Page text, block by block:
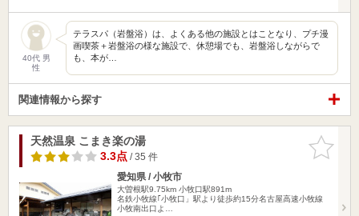
40代 男
性
テラスパ（岩盤浴）は、よくある他の施設とはことなり、プチ漫
画喫茶＋岩盤浴の様な施設で、休憩場でも、岩盤浴しながらで
も、本が…
関連情報から探す
お気に入
りに追加
天然温泉 こまき楽の湯
3.3点/ 35 件
愛知県 / 小牧市
大曽根駅9.75km 小牧口駅891m
名鉄小牧線｢小牧口」駅より徒歩約15分名古屋高速小牧線
小牧南出口よ…